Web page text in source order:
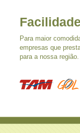
Para maior
empresas que
para a nossa